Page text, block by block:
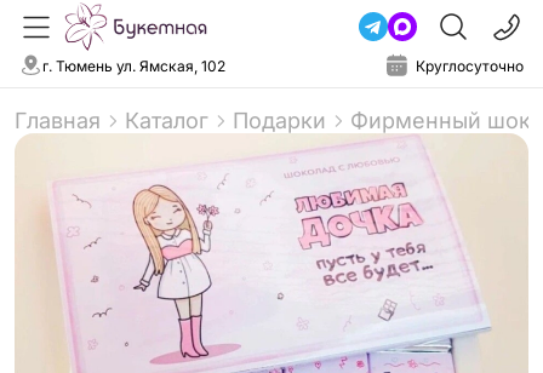
г. Тюмень ул. Ямская, 102 Круглосуточно
Главная Каталог Подарки Фирменный